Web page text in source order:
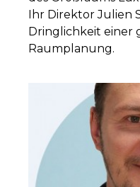
Ihr Direktor Julien
Dringlichkeit einer
Raumplanung.